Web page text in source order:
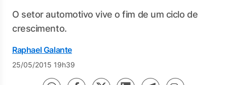
O setor automotivo vive o fim de um ciclo de
crescimento.
Raphael Galante
25/05/2015 19h39